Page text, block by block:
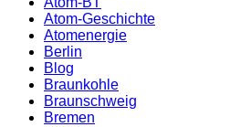
Atom-Geschichte
Atomenergie
Berlin
Blog
Braunkohle
Braunschweig
Bremen